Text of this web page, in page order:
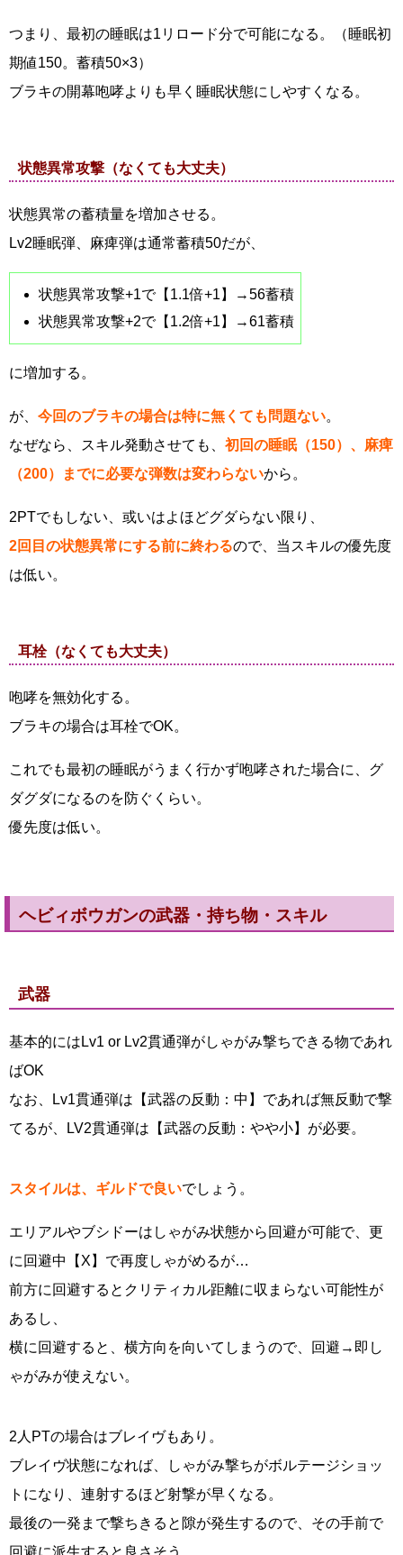
つまり、最初の睡眠は1リロード分で可能になる。（睡眠初
期値150。蓄積50×3）
ブラキの開幕咆哮よりも早く睡眠状態にしやすくなる。
状態異常攻撃（なくても大丈夫）
状態異常の蓄積量を増加させる。
Lv2睡眠弾、麻痺弾は通常蓄積50だが、
状態異常攻撃+1で【1.1倍+1】→56蓄積
状態異常攻撃+2で【1.2倍+1】→61蓄積
に増加する。
が、 今回のブラキの場合は特に無くても問題ない。
なぜなら、スキル発動させても、 初回の睡眠（150）、麻痺
（200）までに必要な弾数は変わらないから。
2PTでもしない、或いはよほどグダらない限り、
2回目の状態異常にする前に終わるので、当スキルの優先度
は低い。
耳栓（なくても大丈夫）
咆哮を無効化する。
ブラキの場合は耳栓でOK。
これでも最初の睡眠がうまく行かず咆哮された場合に、グ
ダグダになるのを防ぐくらい。
優先度は低い。
ヘビィボウガンの武器・持ち物・スキル
武器
基本的にはLv1 or Lv2貫通弾がしゃがみ撃ちできる物であれ
ばOK
なお、Lv1貫通弾は【武器の反動：中】であれば無反動で撃
てるが、LV2貫通弾は【武器の反動：やや小】が必要。
スタイルは、ギルドで良いでしょう。
エリアルやブシドーはしゃがみ状態から回避が可能で、更
に回避中【X】で再度しゃがめるが…
前方に回避するとクリティカル距離に収まらない可能性が
あるし、
横に回避すると、横方向を向いてしまうので、回避→即し
ゃがみが使えない。
2人PTの場合はブレイヴもあり。
ブレイヴ状態になれば、しゃがみ撃ちがボルテージショッ
トになり、連射するほど射撃が早くなる。
最後の一発まで撃ちきると隙が発生するので、その手前で